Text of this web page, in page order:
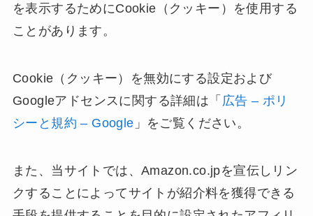
を表示するためにCookie（クッキー）を使用する
ことがあります。
Cookie（クッキー）を無効にする設定および
Googleアドセンスに関する詳細は「 広告 – ポリ
シーと規約 – Google 」をご覧ください。
また、当サイトでは、Amazon.co.jpを宣伝しリン
クすることによってサイトが紹介料を獲得できる